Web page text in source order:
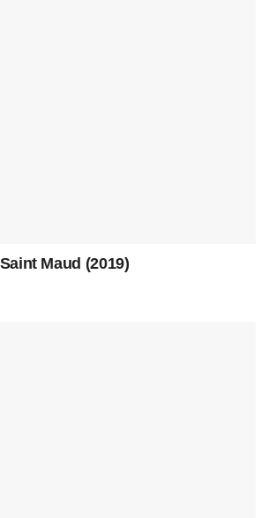
Maud (2019)